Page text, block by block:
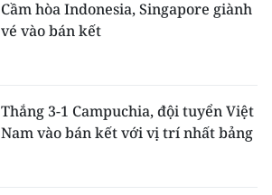
Cầm hòa Indonesia, Singapore giành
vé vào bán kết
Thắng 3-1 Campuchia, đội tuyển Việt
Nam vào bán kết với vị trí nhất bảng